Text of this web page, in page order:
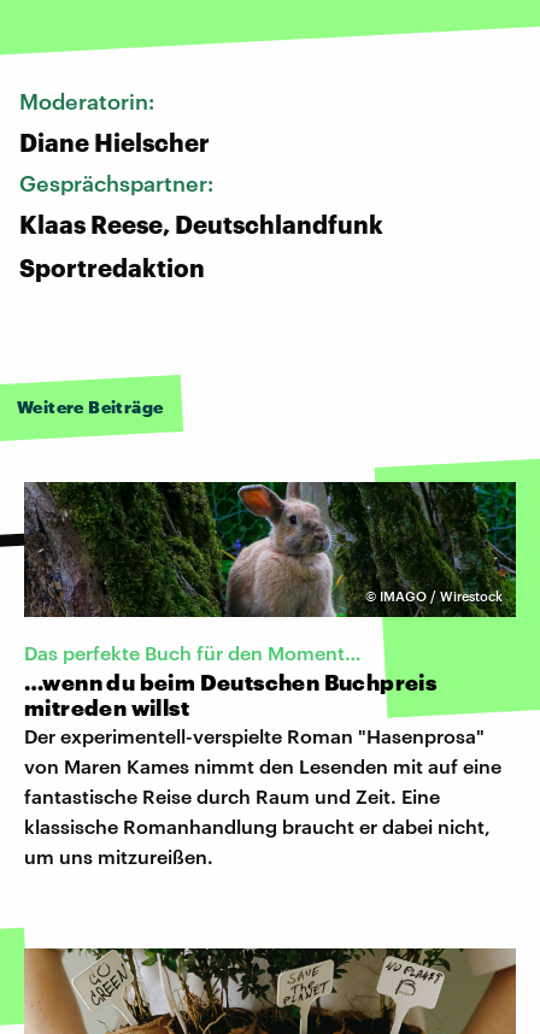
Moderatorin:
Diane Hielscher
Gesprächspartner:
Klaas Reese, Deutschlandfunk
Sportredaktion
Weitere Beiträge
© IMAGO / Wirestock
Das perfekte Buch für den Moment…
…wenn du beim Deutschen Buchpreis
mitreden willst
Der experimentell-verspielte Roman "Hasenprosa"
von Maren Kames nimmt den Lesenden mit auf eine
fantastische Reise durch Raum und Zeit. Eine
klassische Romanhandlung braucht er dabei nicht,
um uns mitzureißen.